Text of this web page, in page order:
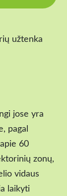
užtenka
jose yra
pagal
60
zonų,
vidaus
laikyti